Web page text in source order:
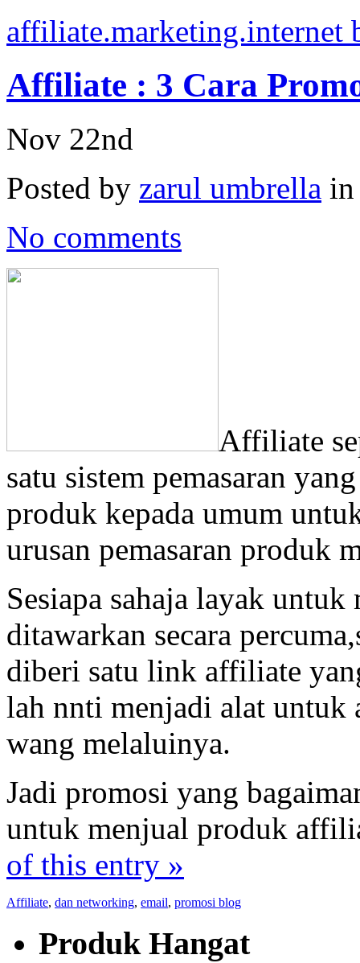
affiliate.marketing.internet
Affiliate : 3 Cara
Nov 22nd
Posted by zarul umbrella in
No comments
Affiliate
satu sistem pemasaran
produk kepada umum
urusan pemasaran produk
Sesiapa sahaja layak
ditawarkan secara
diberi satu link affiliate
lah nnti menjadi alat untuk
wang melaluinya.
Jadi promosi yang
untuk menjual produk
of this entry »
Affiliate, dan networking, email, promosi blog
Produk Hangat